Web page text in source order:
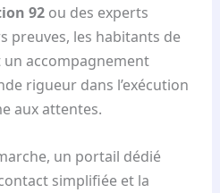
92ou des experts
preuves, les habitants de
un accompagnement
rigueur dans l’exécution
aux attentes.
un portail dédié
simplifiée et la